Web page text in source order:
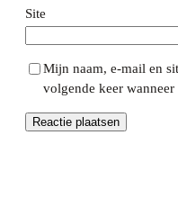
Site
Mijn naam, e-mail en
volgende keer